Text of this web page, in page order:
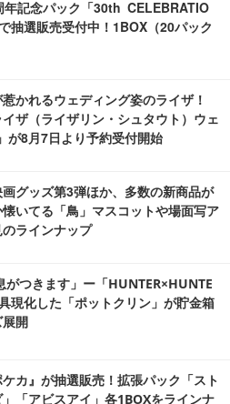
年記念パック「30th CELEBRATIO
抽選販売受付中！1BOX（20パック
かれるウェディング姿のライザ！
ザ（ライザリン・シュタウト）ウェ
が8月7日より予約受付開始
画グッズ第3弾ほか、多数の新商品が
懐いてる「鳥」マスコットや場面写ア
ラインナップ
がつきます」ー「HUNTER×HUNTE
現化した「ポットクリン」が貯金箱
開
カ』が抽選販売！拡張パック「スト
「アビスアイ」各1BOXをラインナ